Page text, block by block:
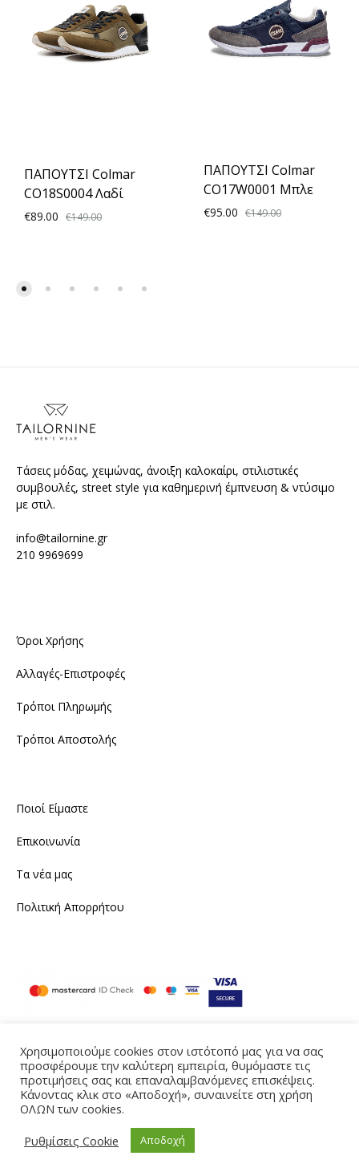
ΠΑΠΟΥΤΣΙ Colmar
CO18S0004 Λαδί
€89.00 €149.00
ΠΑΠΟΥΤΣΙ Colmar
CO17W0001 Μπλε
€95.00 €149.00
Τάσεις μόδας, χειμώνας, άνοιξη καλοκαίρι, στιλιστικές
συμβουλές, street style για καθημερινή έμπνευση & ντύσιμο
με στιλ.
info@tailornine.gr
210 9969699
Όροι Χρήσης
Αλλαγές-Επιστροφές
Τρόποι Πληρωμής
Τρόποι Αποστολής
Ποιοί Είμαστε
Επικοινωνία
Τα νέα μας
Πολιτική Απορρήτου
©2021 tailornine.gr. All rights reserved
InstagramFacebook
Produced by eTouch
Χρησιμοποιούμε cookies στον ιστότοπό μας για να σας
προσφέρουμε την καλύτερη εμπειρία, θυμόμαστε τις
προτιμήσεις σας και επαναλαμβανόμενες επισκέψεις.
Κάνοντας κλικ στο «Αποδοχή», συναινείτε στη χρήση
ΟΛΩΝ των cookies.
Ρυθμίσεις Cookie
Αποδοχή